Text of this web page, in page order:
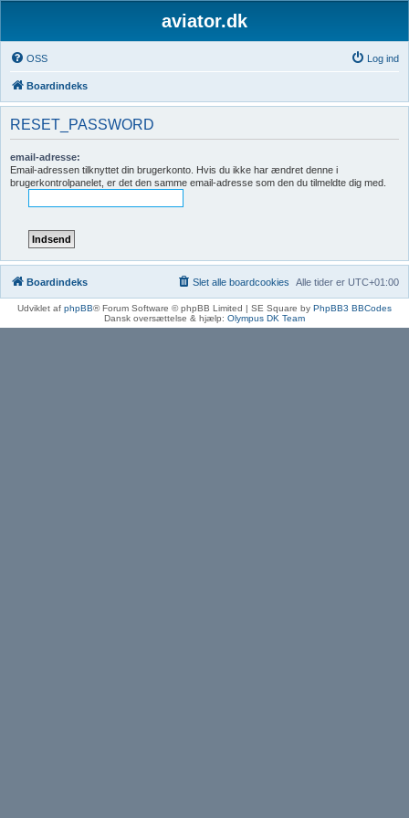
aviator.dk
OSS Log ind
Boardindeks
RESET_PASSWORD
email-adresse:
Email-adressen tilknyttet din brugerkonto. Hvis du ikke har ændret denne i
brugerkontrolpanelet, er det den samme email-adresse som den du tilmeldte dig med.
Boardindeks Alle tider er UTC+01:00
Slet alle boardcookies
Udviklet af phpBB® Forum Software © phpBB Limited | SE Square by PhpBB3 BBCodes
Dansk oversættelse & hjælp: Olympus DK Team